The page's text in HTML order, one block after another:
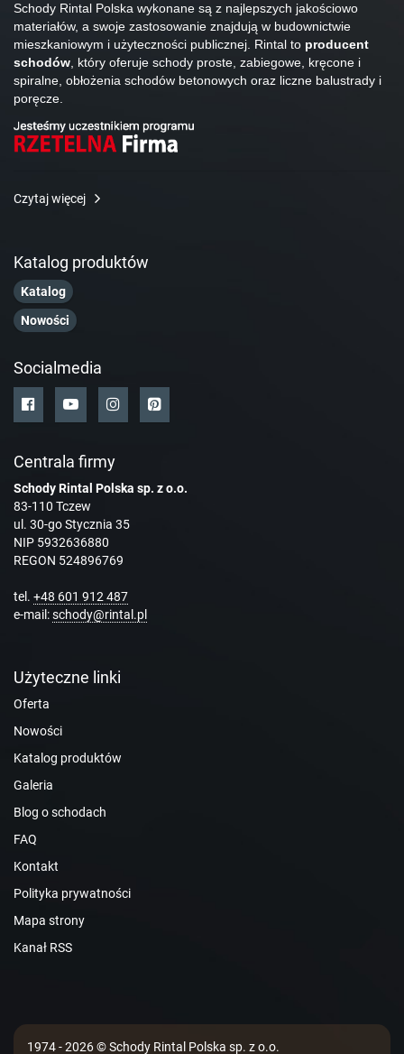
Schody Rintal Polska wykonane są z najlepszych jakościowo
materiałów, a swoje zastosowanie znajdują w budownictwie
mieszkaniowym i użyteczności publicznej. Rintal to producent
schodów , który oferuje schody proste, zabiegowe, kręcone i
spiralne, obłożenia schodów betonowych oraz liczne balustrady i
poręcze.
Czytaj więcej
Katalog produktów
Katalog
Nowości
Socialmedia
Centrala firmy
Schody Rintal Polska sp. z o.o.
83-110 Tczew
ul. 30-go Stycznia 35
NIP 5932636880
REGON 524896769
tel. +48 601 912 487
e-mail:schody@rintal.pl
Użyteczne linki
Oferta
Nowości
Katalog produktów
Galeria
Blog o schodach
FAQ
Kontakt
Polityka prywatności
Mapa strony
Kanał RSS
1974 - 2026 © Schody Rintal Polska sp. z o.o.